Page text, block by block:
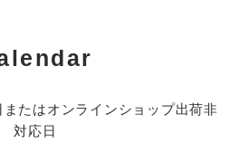
たはオンラインショップ出荷非
対応日